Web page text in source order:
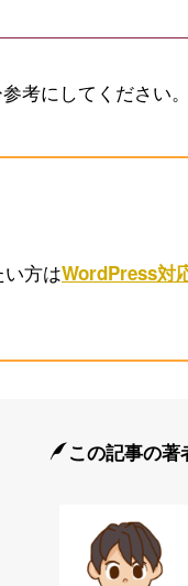
考にしてください。
方はWordPress対
この記事の著